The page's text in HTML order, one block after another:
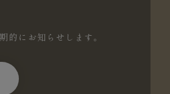
にお知らせします。